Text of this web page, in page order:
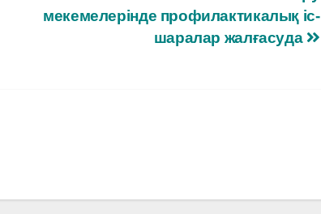
мекемелерінде профилактикалық іс-
шаралар жалғасуда